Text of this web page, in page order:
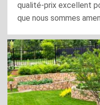
qualité-prix excellent
que nous sommes